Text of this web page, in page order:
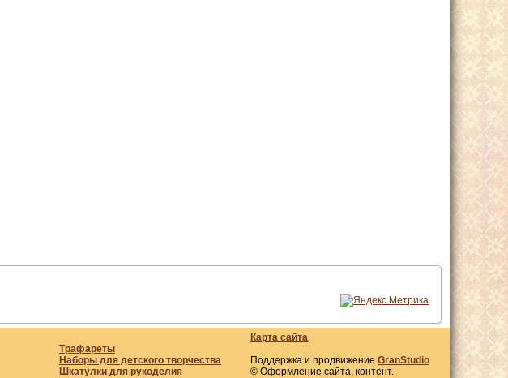
Трафареты
Наборы для детского творчества
Шкатулки для рукоделия
Карта сайта
Поддержка и продвижение GranStudio
© Оформление сайта, контент.